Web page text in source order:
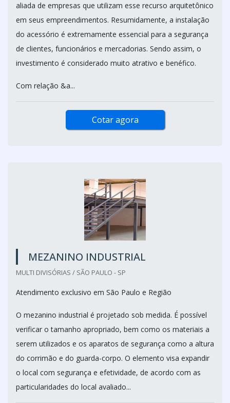
aliada de empresas que utilizam esse recurso arquitetônico
em seus empreendimentos. Resumidamente, a instalação
do acessório é extremamente essencial para a segurança
de clientes, funcionários e mercadorias. Sendo assim, o
investimento é considerado muito atrativo e benéfico.
Com relação &a...
Cotar agora
MEZANINO INDUSTRIAL
MULTI DIVISÓRIAS / SÃO PAULO - SP
Atendimento exclusivo em São Paulo e Região
O mezanino industrial é projetado sob medida. É possível
verificar o tamanho apropriado, bem como os materiais a
serem utilizados e os aparatos de segurança como a altura
do corrimão e do guarda-corpo. O elemento visa expandir
o local com segurança e efetividade, de acordo com as
particularidades do local avaliado...